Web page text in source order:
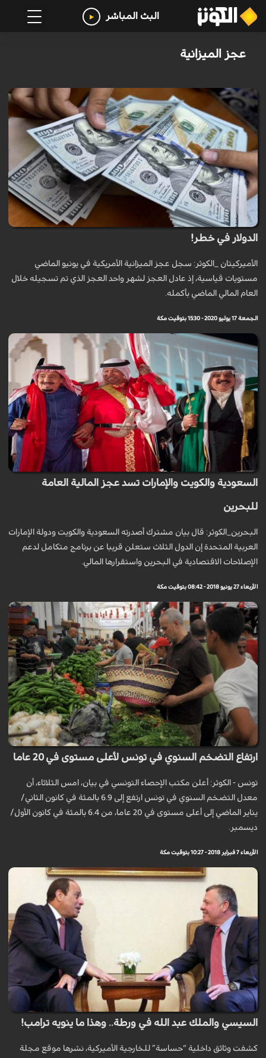
البث المباشر
عجز الميزانية
الدولار في خطر!
الأميرکيتان _الكوثر: سجل عجز الميزانية الأمريكية في يونيو الماضي
مستويات قياسية، إذ عادل العجز لشهر واحد العجز الذي تم تسجيله خلال
العام المالي الماضي بأكمله.
الجمعة 17 يوليو 2020 - 15:30 بتوقيت مكة
السعودية والكويت والإمارات تسد عجز المالية العامة
للبحرين
البحرين_الكوثر: قال بيان مشترك أصدرته السعودية والكويت ودولة الإمارات
العربية المتحدة إن الدول الثلاث ستعلن قريبا عن برنامج متكامل لدعم
الإصلاحات الاقتصادية في البحرين واستقرارها المالي.
الأربعاء 27 يونيو 2018 - 08:42 بتوقيت مكة
ارتفاع التضخم السنوي في تونس لأعلى مستوى في 20 عاما
تونس - الكوثر: أعلن مكتب الإحصاء التونسي في بيان، امس الثلاثاء، أن
معدل التضخم السنوي في تونس ارتفع إلى 6.9 بالمئة في كانون الثاني/
يناير الماضي إلى أعلى مستوى في 20 عاما، من 6.4 بالمئة في كانون الأول/
ديسمبر.
الأربعاء 7 فبراير 2018 - 10:27 بتوقيت مكة
السيسي والملك عبد الله في ورطة.. وهذا ما ينويه ترامب!
كشفت وثائق داخلية “حساسة” للخارجية الأميركية، نشرها موقع مجلة